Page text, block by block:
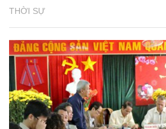
THỜI SỰ